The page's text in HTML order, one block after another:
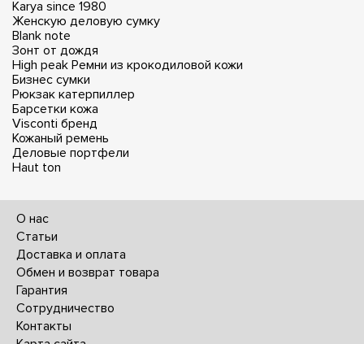
Karya since 1980
Женскую деловую сумку
Blank note
Зонт от дождя
High peak Ремни из крокодиловой кожи
Бизнес сумки
Рюкзак катерпиллер
Барсетки кожа
Visconti бренд
Кожаный ремень
Деловые портфели
Haut ton
О нас
Статьи
Доставка и оплата
Обмен и возврат товара
Гарантия
Сотрудничество
Контакты